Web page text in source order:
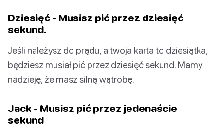
Dziesięć - Musisz pić przez dziesięć
sekund.
Jeśli należysz do prądu, a twoja karta to dziesiątka,
będziesz musiał pić przez dziesięć sekund. Mamy
nadzieję, że masz silną wątrobę.
Jack - Musisz pić przez jedenaście
sekund